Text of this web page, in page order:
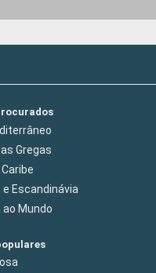
Gregas
Escandinávia
Mundo